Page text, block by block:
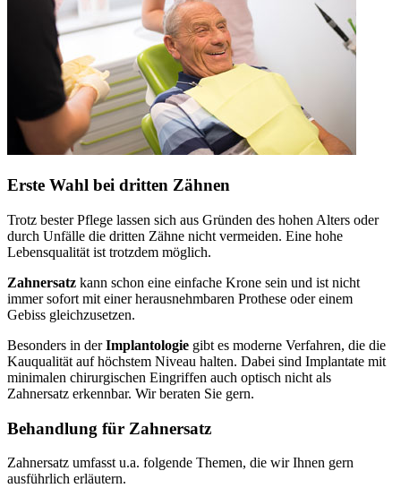
Erste Wahl bei dritten Zähnen
Trotz bester Pflege lassen sich aus Gründen des hohen Alters oder
durch Unfälle die dritten Zähne nicht vermeiden. Eine hohe
Lebensqualität ist trotzdem möglich.
Zahnersatz kann schon eine einfache Krone sein und ist nicht
immer sofort mit einer herausnehmbaren Prothese oder einem
Gebiss gleichzusetzen.
Besonders in derImplantologie gibt es moderne Verfahren, die die
Kauqualität auf höchstem Niveau halten. Dabei sind Implantate mit
minimalen chirurgischen Eingriffen auch optisch nicht als
Zahnersatz erkennbar. Wir beraten Sie gern.
Behandlung für Zahnersatz
Zahnersatz umfasst u.a. folgende Themen, die wir Ihnen gern
ausführlich erläutern.